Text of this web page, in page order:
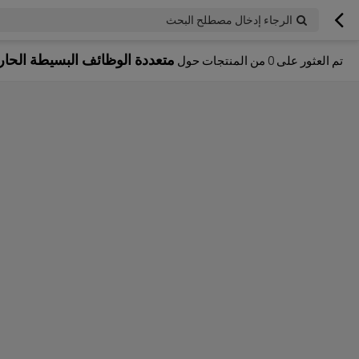
الرجاء إدخال مصطلح البحث
تم العثور على0 من المنتجات حول متعددة الوظائف البسيطة